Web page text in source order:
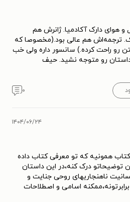
هوای دارک آکادمیا. ژانرش هم
ترجمه‌اش هم عالی بود.(مخصوصا که
رو راحت کرده.) سانسور داره ولی خب
رو متوجه نشید. حیف
۰
۱۴۰۴/۰۶/۲۴
همونیه که تو معرفی کتاب داده
توضیحاتو درک کنه،در این داستان
ناهنجاریهای روحی جنایت و
اسامی و اصطلاحات